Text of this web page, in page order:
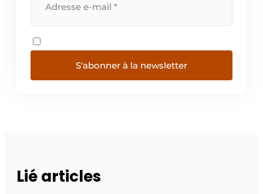
S'abonner à la newsletter
Lié articles